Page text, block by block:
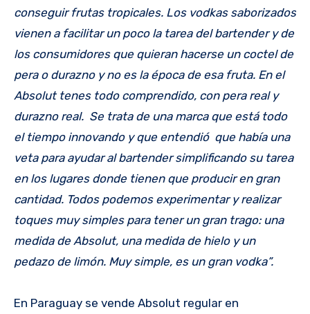
conseguir frutas tropicales. Los vodkas saborizados
vienen a facilitar un poco la tarea del bartender y de
los consumidores que quieran hacerse un coctel de
pera o durazno y no es la época de esa fruta. En el
Absolut tenes todo comprendido, con pera real y
durazno real. Se trata de una marca que está todo
el tiempo innovando y que entendió que había una
veta para ayudar al bartender simplificando su tarea
en los lugares donde tienen que producir en gran
cantidad. Todos podemos experimentar y realizar
toques muy simples para tener un gran trago: una
medida de Absolut, una medida de hielo y un
pedazo de limón. Muy simple, es un gran vodka”.
En Paraguay se vende Absolut regular en